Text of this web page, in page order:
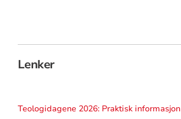
Lenker
Teologidagene 2026: Praktisk informasjon